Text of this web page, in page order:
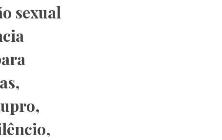
sexual
,
,
,